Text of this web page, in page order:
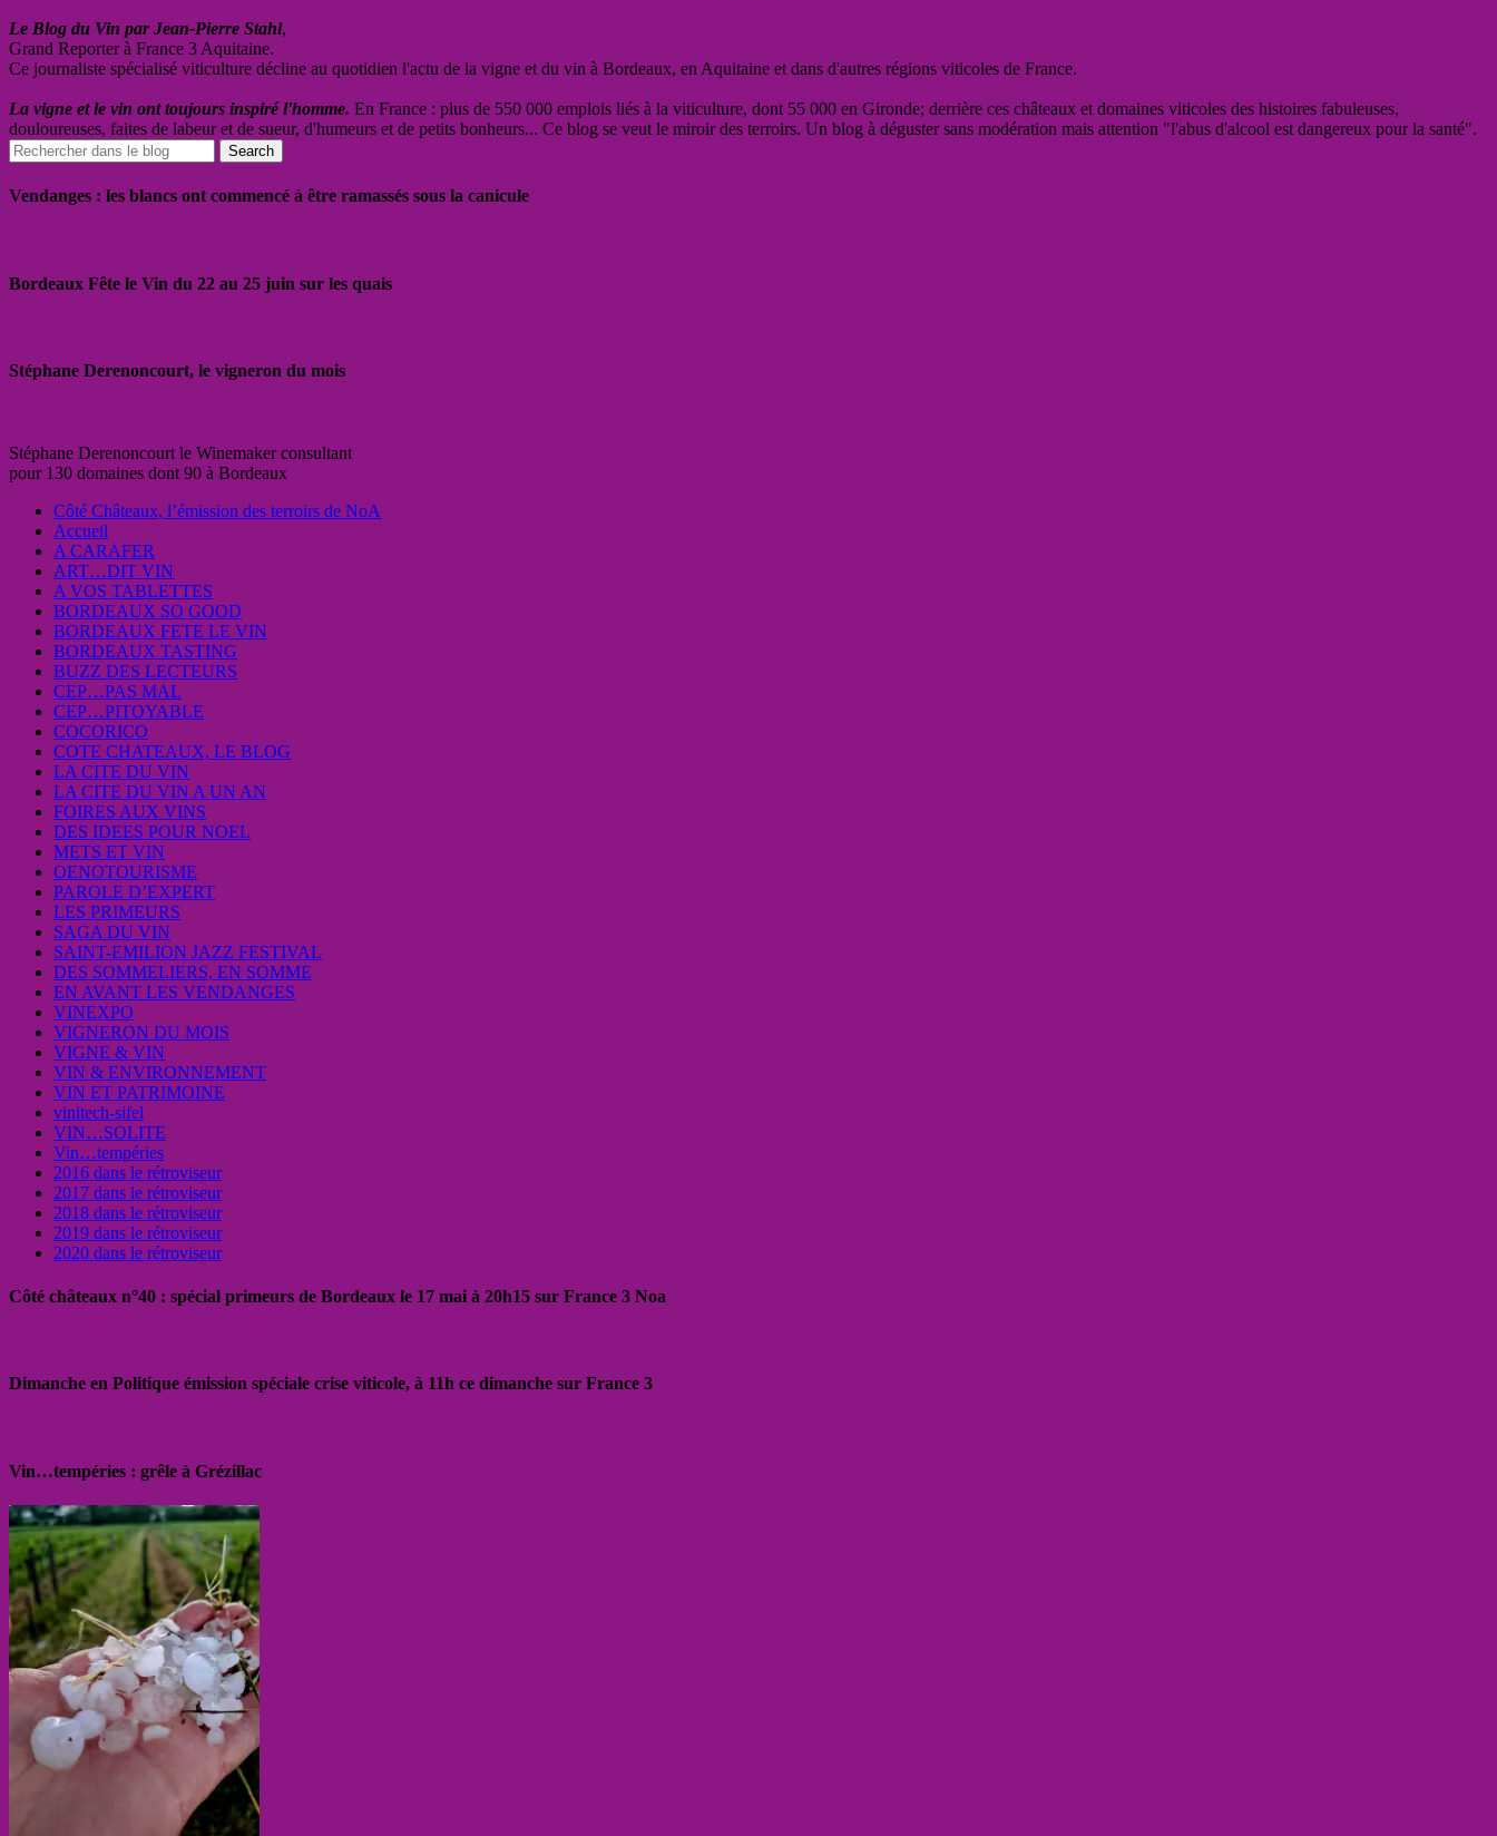
Le Blog du Vin par Jean-Pierre Stahl,
Grand Reporter à France 3 Aquitaine.
Ce journaliste spécialisé viticulture décline au quotidien l'actu de la vigne et du vin à Bordeaux, en Aquitaine et dans d'autres régions viticoles de France.
La vigne et le vin ont toujours inspiré l'homme. En France : plus de 550 000 emplois liés à la viticulture, dont 55 000 en Gironde; derrière ces châteaux et domaines viticoles des histoires fabuleuses,
douloureuses, faites de labeur et de sueur, d'humeurs et de petits bonheurs... Ce blog se veut le miroir des terroirs. Un blog à déguster sans modération mais attention "l'abus d'alcool est dangereux pour la santé".
Vendanges : les blancs ont commencé à être ramassés sous la canicule
Bordeaux Fête le Vin du 22 au 25 juin sur les quais
Stéphane Derenoncourt, le vigneron du mois
Stéphane Derenoncourt le Winemaker consultant
pour 130 domaines dont 90 à Bordeaux
Côté Châteaux, l’émission des terroirs de NoA
Accueil
A CARAFER
ART…DIT VIN
A VOS TABLETTES
BORDEAUX SO GOOD
BORDEAUX FETE LE VIN
BORDEAUX TASTING
BUZZ DES LECTEURS
CEP…PAS MAL
CEP…PITOYABLE
COCORICO
COTE CHATEAUX, LE BLOG
LA CITE DU VIN
LA CITE DU VIN A UN AN
FOIRES AUX VINS
DES IDEES POUR NOEL
METS ET VIN
OENOTOURISME
PAROLE D’EXPERT
LES PRIMEURS
SAGA DU VIN
SAINT-EMILION JAZZ FESTIVAL
DES SOMMELIERS, EN SOMME
EN AVANT LES VENDANGES
VINEXPO
VIGNERON DU MOIS
VIGNE & VIN
VIN & ENVIRONNEMENT
VIN ET PATRIMOINE
vinitech-sifel
VIN…SOLITE
Vin…tempéries
2016 dans le rétroviseur
2017 dans le rétroviseur
2018 dans le rétroviseur
2019 dans le rétroviseur
2020 dans le rétroviseur
Côté châteaux n°40 : spécial primeurs de Bordeaux le 17 mai à 20h15 sur France 3 Noa
Dimanche en Politique émission spéciale crise viticole, à 11h ce dimanche sur France 3
Vin…tempéries : grêle à Grézillac